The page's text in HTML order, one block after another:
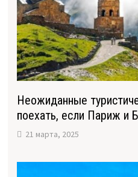
Неожиданные
поехать, если Париж и
21 марта, 2025